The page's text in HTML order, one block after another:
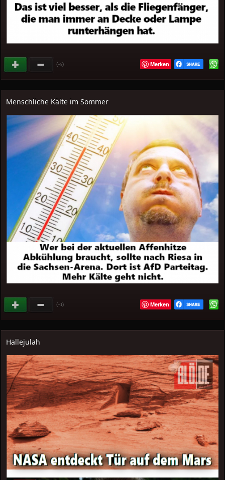
(+8) Merken
Menschliche Kälte im Sommer
(+1) Merken
Hallejulah